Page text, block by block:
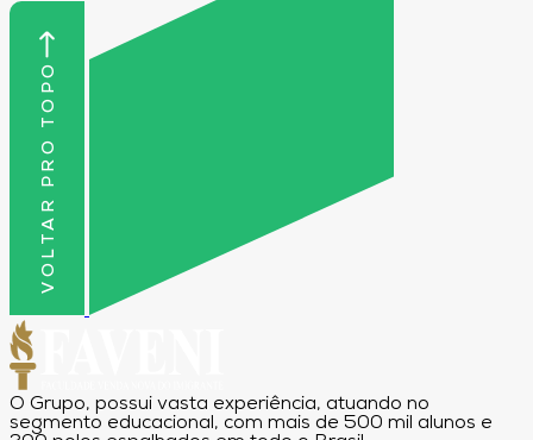
VOLTAR PRO TOPO
O Grupo, possui vasta experiência, atuando no
segmento educacional, com mais de 500 mil alunos e